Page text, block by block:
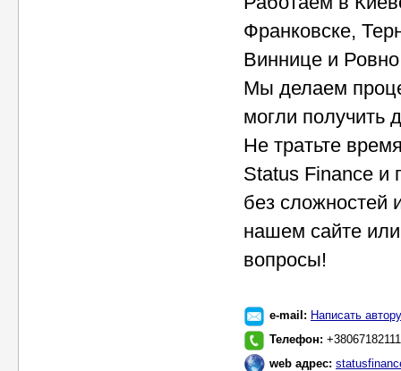
Франковске,
Виннице и
Мы делаем
могли получить
Не тратьте
Status Finance и
без сложностей
нашем сайте
вопросы!
e-mail: Написать автору
Телефон:
web адрес: